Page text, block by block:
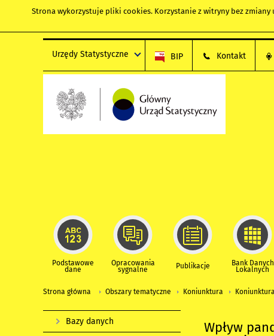
Strona wykorzystuje pliki cookies. Korzystanie z witryny bez
Urzędy Statystyczne BIP Kontakt
Podstawowe
dane
Opracowania
sygnalne Publikacje Bank Danych
Lokalnych
Strona główna Obszary tematyczne Koniunktura Koniunktura
Wpływ
Bazy danych